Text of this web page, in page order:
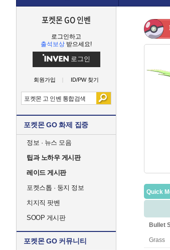
포켓몬 GO 인벤
로그인하고
출석보상 받으세요!
로그인
회원가입 ID/PW 찾기
포켓몬 GO 화제 집중
정보 · 뉴스 모음
팁과 노하우 게시판
레이드 게시판
포켓스톱 · 둥지 정보
치지직 팟벤
SOOP 게시판
포켓몬 GO 커뮤니티
Quick
Bullet
Grass